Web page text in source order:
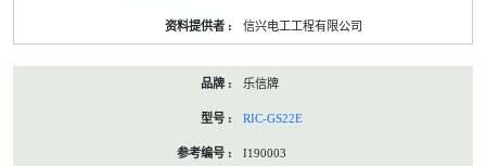
信兴电工工程有限公司
乐信牌
RIC-GS22E
I190003